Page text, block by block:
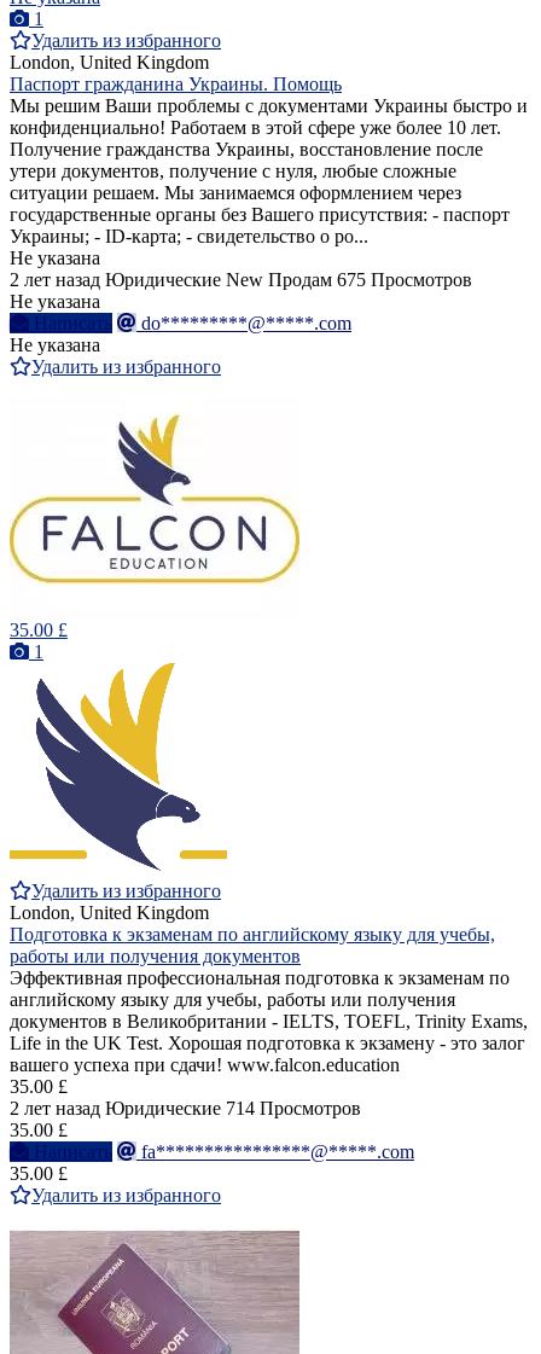
1
Удалить из избранного
London, United Kingdom
Паспорт гражданина Украины. Помощь
Мы решим Ваши проблемы с документами Украины быстро и
конфиденциально! Работаем в этой сфере уже более 10 лет.
Получение гражданства Украины, восстановление после
утери документов, получение с нуля, любые сложные
ситуации решаем. Мы занимаемся оформлением через
государственные органы без Вашего присутствия: - паспорт
Украины; - ID-карта; - свидетельство о ро...
Не указана
2 лет назад Юридические New Продам 675 Просмотров
Не указана
Написать
do*********@*****.com
Не указана
Удалить из избранного
35.00 £
1
Удалить из избранного
London, United Kingdom
Подготовка к экзаменам по английскому языку для учебы,
работы или получения документов
Эффективная профессиональная подготовка к экзаменам по
английскому языку для учебы, работы или получения
документов в Великобритании - IELTS, TOEFL, Trinity Exams,
Life in the UK Test. Хорошая подготовка к экзамену - это залог
вашего успеха при сдачи! www.falcon.education
35.00 £
2 лет назад Юридические 714 Просмотров
35.00 £
Написать
fa****************@*****.com
35.00 £
Удалить из избранного